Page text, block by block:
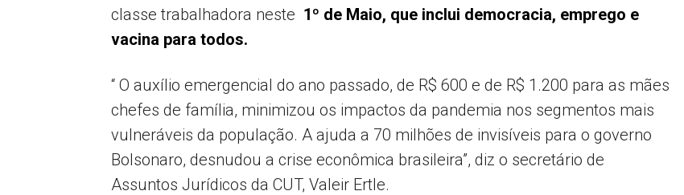
classe trabalhadora neste 1º de Maio, que inclui democracia, emprego e
vacina para todos.
“ O auxílio emergencial do ano passado, de R$ 600 e de R$ 1.200 para as mães
chefes de família, minimizou os impactos da pandemia nos segmentos mais
vulneráveis da população. A ajuda a 70 milhões de invisíveis para o governo
Bolsonaro, desnudou a crise econômica brasileira”, diz o secretário de
Assuntos Jurídicos da CUT, Valeir Ertle.